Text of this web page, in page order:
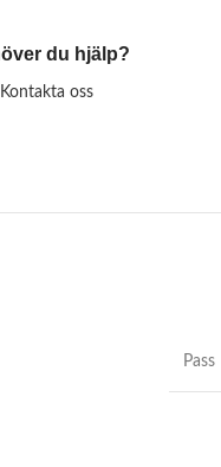
du hjälp?
Kontakta oss
Pass